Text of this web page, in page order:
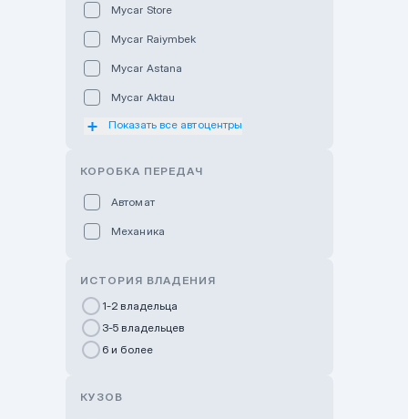
Mycar Store
Mycar Raiymbek
Mycar Astana
Mycar Aktau
Mycar Uralsk
GWM Nurly Zhol
Chery Astana
Показать все автоцентры
КОРОБКА ПЕРЕДАЧ
Автомат
Механика
ИСТОРИЯ ВЛАДЕНИЯ
1-2 владельца
3-5 владельцев
6 и более
КУЗОВ